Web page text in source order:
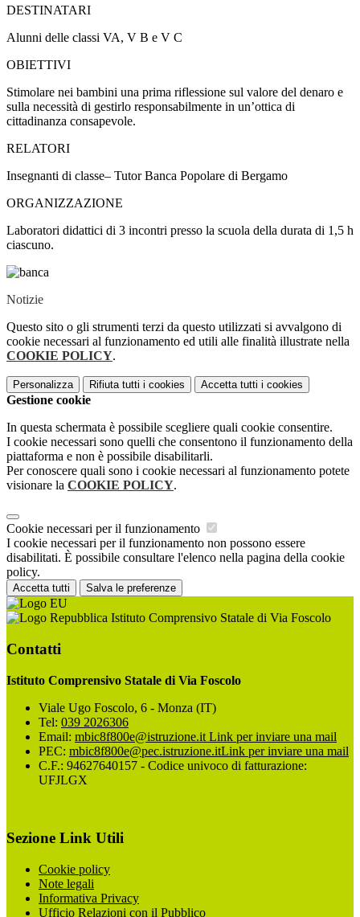
DESTINATARI
Alunni delle classi VA, V B e V C
OBIETTIVI
Stimolare nei bambini una prima riflessione sul valore del denaro e
sulla necessità di gestirlo responsabilmente in un’ottica di
cittadinanza consapevole.
RELATORI
Insegnanti di classe– Tutor Banca Popolare di Bergamo
ORGANIZZAZIONE
Laboratori didattici di 3 incontri presso la scuola della durata di 1,5 h
ciascuno.
Notizie
Questo sito o gli strumenti terzi da questo utilizzati si avvalgono di
cookie necessari al funzionamento ed utili alle finalità illustrate nella
COOKIE POLICY.
Personalizza Rifiuta tutti i cookies Accetta tutti i cookies
Gestione cookie
In questa schermata è possibile scegliere quali cookie consentire.
I cookie necessari sono quelli che consentono il funzionamento della
piattaforma e non è possibile disabilitarli.
Per conoscere quali sono i cookie necessari al funzionamento potete
visionare la COOKIE POLICY.
Cookie necessari per il funzionamento
I cookie necessari per il funzionamento non possono essere
disabilitati. È possibile consultare l'elenco nella pagina della cookie
policy.
Accetta tutti Salva le preferenze
Istituto Comprensivo Statale di Via Foscolo
Contatti
Istituto Comprensivo Statale di Via Foscolo
Viale Ugo Foscolo, 6 - Monza (IT)
Tel: 039 2026306
Email: mbic8f800e@istruzione.it Link per inviare una mail
PEC: mbic8f800e@pec.istruzione.itLink per inviare una mail
C.F.: 94627640157 - Codice univoco di fatturazione:
UFJLGX
Sezione Link Utili
Cookie policy
Note legali
Informativa Privacy
Ufficio Relazioni con il Pubblico